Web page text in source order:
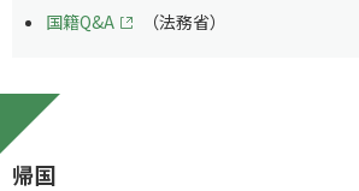
国籍Q&A
（法務省）
帰国